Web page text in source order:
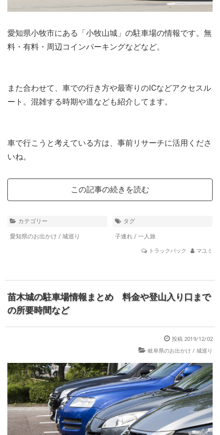
愛知県小牧市にある「小牧山城」の駐車場の情報です。無
料・有料・周辺コインパーキングなどなど。
また合わせて、車での行き方や最寄りのICなどアクセスル
ート。混雑する時期や道なども紹介してます。
車で行こうと考えている方は、事前リサーチに活用くださ
いね。
この記事の続きを読む
カテゴリー
愛知県のお出かけ / 城巡り
タグ
子連れ / 一人旅
トラックバック マユミ
苗木城の駐車場情報まとめ 料金や登山入り口まで
の所要時間など
投稿 2019/12/02
岐阜県のお出かけ / 城巡り